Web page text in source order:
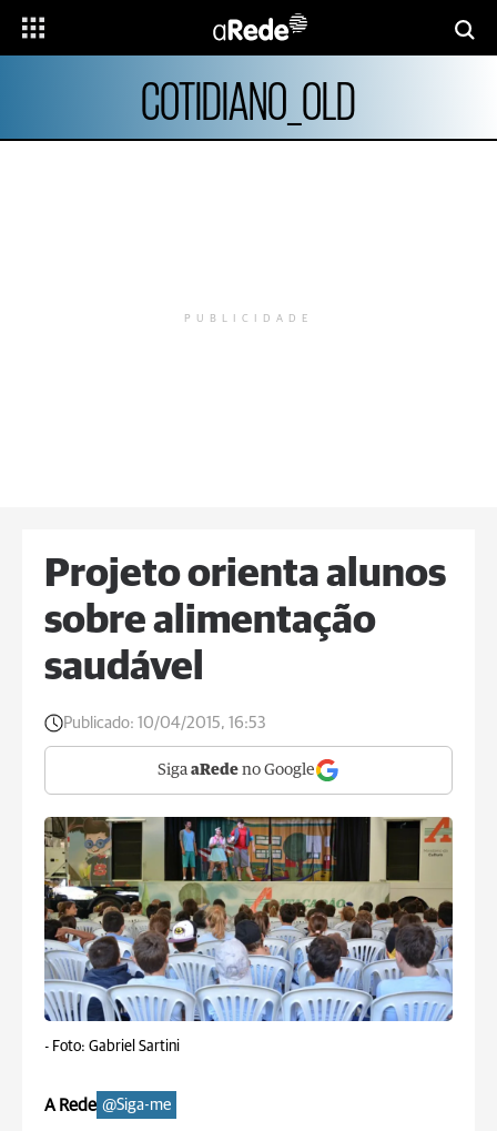
COTIDIANO_OLD
PUBLICIDADE
Projeto orienta alunos
sobre alimentação
saudável
Publicado: 10/04/2015, 16:53
Siga aRede no Google
- Foto: Gabriel Sartini
A Rede @Siga-me